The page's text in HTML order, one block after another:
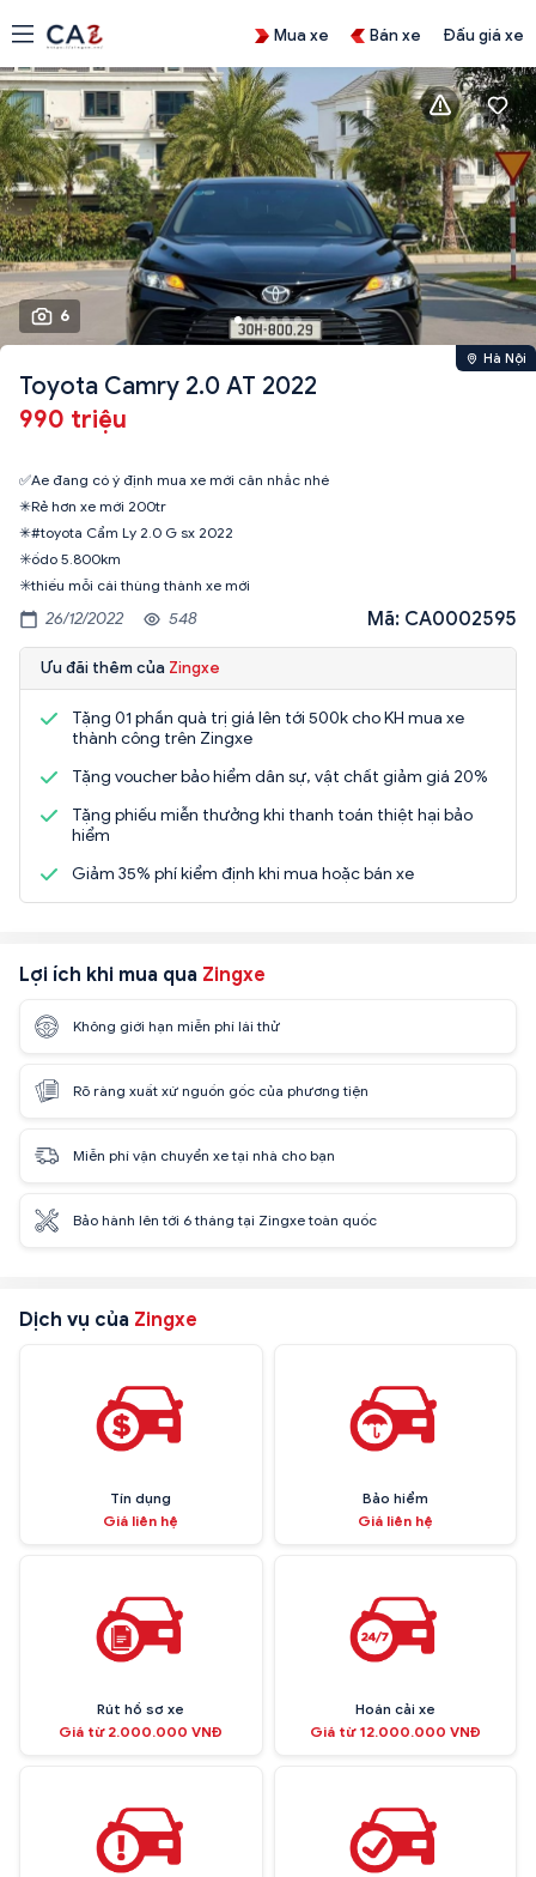
Mua xe Bán xe Đấu giá xe
6
Hà Nội
Toyota Camry 2.0 AT 2022
990 triệu
✅Ae đang có ý định mua xe mới cân nhắc nhé
✳Rẻ hơn xe mới 200tr
✳#toyota Cẩm Ly 2.0 G sx 2022
✳️ốdo 5.800km
✳️thiếu mỗi cái thùng thành xe mới
26/12/2022 548 Mã: CA0002595
Ưu đãi thêm của Zingxe
Tặng 01 phần quà trị giá lên tới 500k cho KH mua xe
thành công trên Zingxe
Tặng voucher bảo hiểm dân sự, vật chất giảm giá 20%
Tặng phiếu miễn thưởng khi thanh toán thiệt hại bảo
hiểm
Giảm 35% phí kiểm định khi mua hoặc bán xe
Lợi ích khi mua qua Zingxe
Không giới hạn miễn phí lái thử
Rõ ràng xuất xứ nguồn gốc của phương tiện
Miễn phí vận chuyển xe tại nhà cho bạn
Bảo hành lên tới 6 tháng tại Zingxe toàn quốc
Dịch vụ của Zingxe
Tín dụng
Giá liên hệ
Bảo hiểm
Giá liên hệ
Rút hồ sơ xe
Giá từ 2.000.000 VNĐ
Hoán cải xe
Giá từ 12.000.000 VNĐ